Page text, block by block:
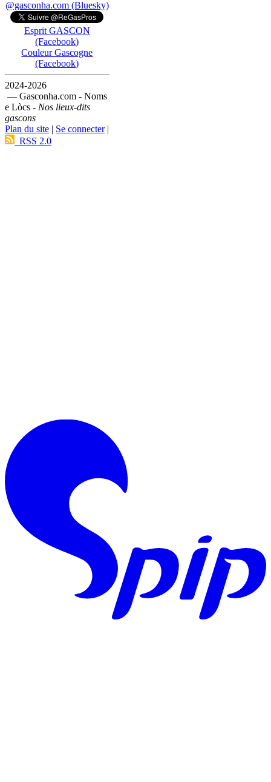
@gasconha.com (Bluesky)
Esprit GASCON
(Facebook)
Couleur Gascogne
(Facebook)
2024-2026
— Gasconha.com - Noms
e Lòcs - Nos lieux-dits
gascons
Plan du site | Se connecter|
RSS 2.0